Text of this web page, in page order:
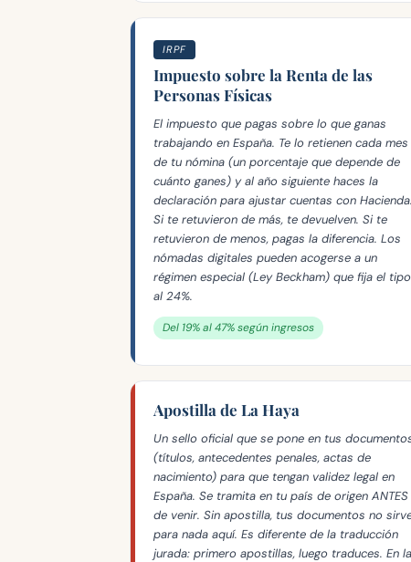
IRPF
Impuesto sobre la Renta de las
Personas Físicas
El impuesto que pagas sobre lo que ganas
trabajando en España. Te lo retienen cada mes
de tu nómina (un porcentaje que depende de
cuánto ganes) y al año siguiente haces la
declaración para ajustar cuentas con Hacienda.
Si te retuvieron de más, te devuelven. Si te
retuvieron de menos, pagas la diferencia. Los
nómadas digitales pueden acogerse a un
régimen especial (Ley Beckham) que fija el tipo
al 24%.
Del 19% al 47% según ingresos
Apostilla de La Haya
Un sello oficial que se pone en tus
(títulos, antecedentes penales, actas de
nacimiento) para que tengan validez legal en
España. Se tramita en tu país de origen ANTES
de venir. Sin apostilla, tus documentos no
para nada aquí. Es diferente de la traducción
jurada: primero apostillas, luego traduces. En la